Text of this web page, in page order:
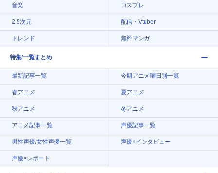
音楽 コスプレ
2.5次元 配信・Vtuber
トレンド 無料マンガ
特集/一覧まとめ
最新記事一覧 今期アニメ曜日別一覧
春アニメ 夏アニメ
秋アニメ 冬アニメ
アニメ記事一覧 声優記事一覧
男性声優/女性声優一覧 声優×インタビュー
声優×レポート